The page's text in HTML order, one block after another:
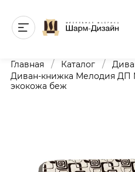
Главная / Каталог /
Диван-книжка Мелодия ДП
экокожа беж